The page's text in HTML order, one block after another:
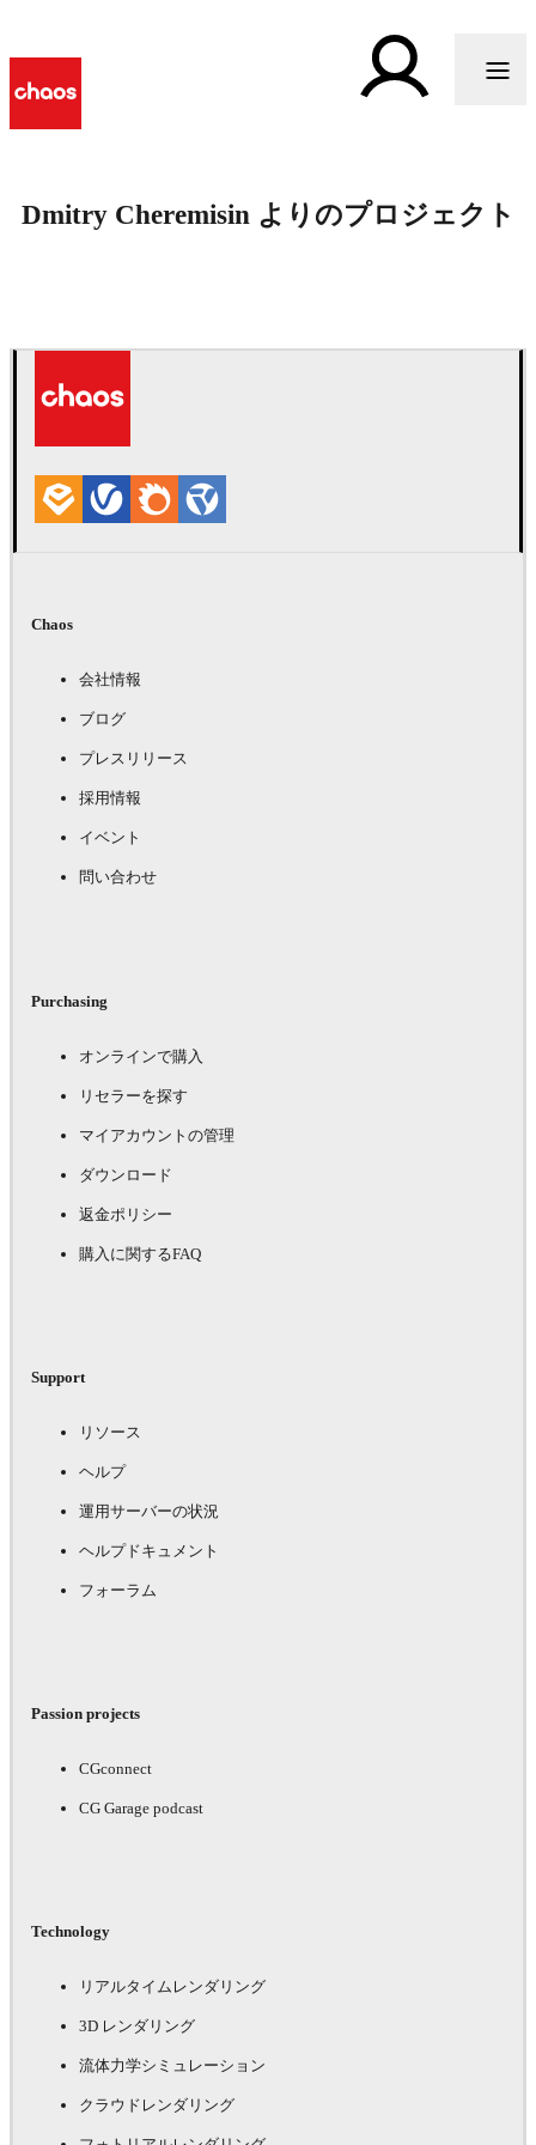
Dmitry Cheremisin よりのプロジェクト
Chaos
会社情報
ブログ
プレスリリース
採用情報
イベント
問い合わせ
Purchasing
オンラインで購入
リセラーを探す
マイアカウントの管理
ダウンロード
返金ポリシー
購入に関するFAQ
Support
リソース
ヘルプ
運用サーバーの状況
ヘルプドキュメント
フォーラム
Passion projects
CGconnect
CG Garage podcast
Technology
リアルタイムレンダリング
3D レンダリング
流体力学シミュレーション
クラウドレンダリング